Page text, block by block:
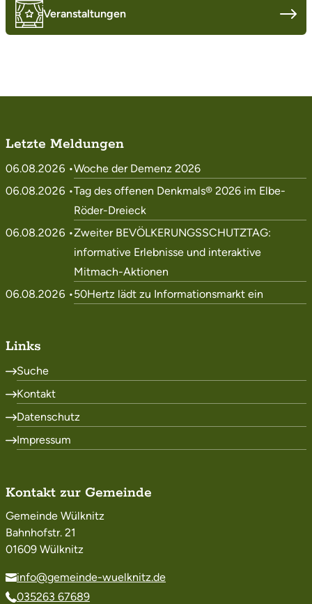
Veranstaltungen
Letzte Meldungen
06.08.2026 •Woche der Demenz 2026
06.08.2026 •Tag des offenen Denkmals® 2026 im Elbe-
Röder-Dreieck
06.08.2026 •Zweiter BEVÖLKERUNGSSCHUTZTAG:
informative Erlebnisse und interaktive
Mitmach-Aktionen
06.08.2026 •50Hertz lädt zu Informationsmarkt ein
Links
Suche
Kontakt
Datenschutz
Impressum
Kontakt zur Gemeinde
Gemeinde Wülknitz
Bahnhofstr. 21
01609 Wülknitz
info@gemeinde-wuelknitz.de
035263 67689